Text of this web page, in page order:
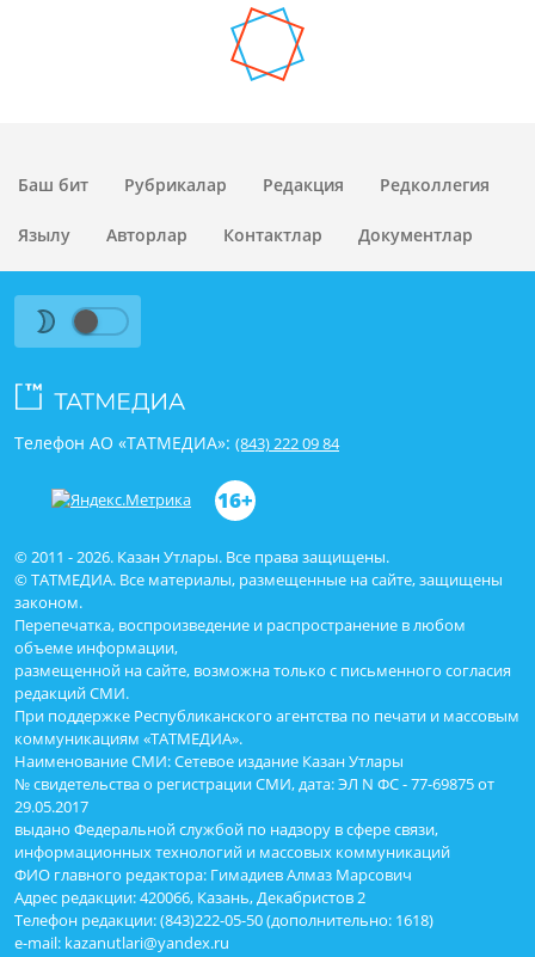
Баш бит Рубрикалар Редакция Редколлегия
Язылу Авторлар Контактлар Документлар
© 2011 - 2026. Казан Утлары. Все права защищены.
© ТАТМЕДИА. Все материалы, размещенные на сайте, защищены
законом.
Перепечатка, воспроизведение и распространение в любом
объеме информации,
размещенной на сайте, возможна только с письменного согласия
редакций СМИ.
При поддержке Республиканского агентства по печати и массовым
коммуникациям «ТАТМЕДИА».
Наименование СМИ: Сетевое издание Казан Утлары
№ свидетельства о регистрации СМИ, дата: ЭЛ N ФС - 77-69875 от
29.05.2017
выдано Федеральной службой по надзору в сфере связи,
информационных технологий и массовых коммуникаций
ФИО главного редактора: Гимадиев Алмаз Марсович
Адрес редакции: 420066, Казань, Декабристов 2
Телефон редакции: (843)222-05-50 (дополнительно: 1618)
e-mail: kazanutlari@yandex.ru
Телефон АО «ТАТМЕДИА»: (843) 222 09 84
16+